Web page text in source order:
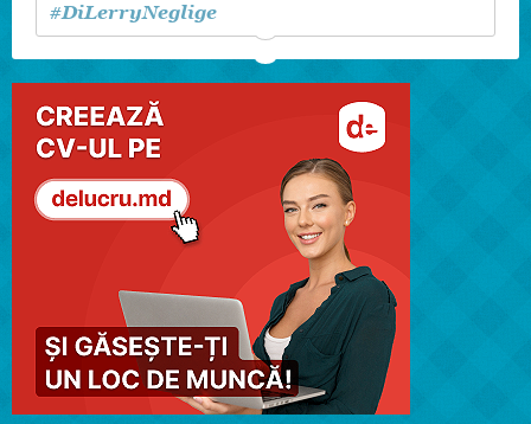
#DiLerryNeglige